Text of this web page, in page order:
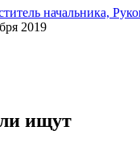
начальника,
2019
ищут